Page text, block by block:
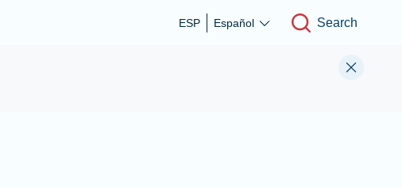
ESP Español Search